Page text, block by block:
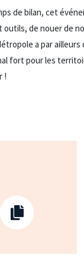
de bilan, cet
de nouer de
a par
fort pour les
!